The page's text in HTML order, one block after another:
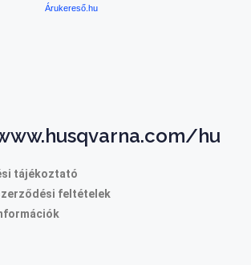
Árukereső.hu
hu
tájékoztató
feltételek